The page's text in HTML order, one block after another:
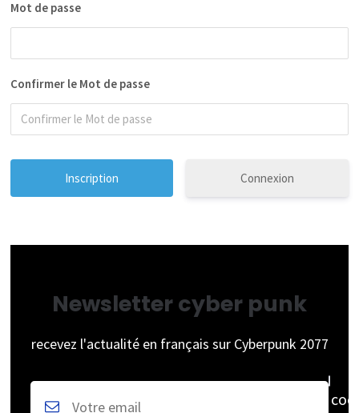
Mot de passe
Confirmer le Mot de passe
Connexion
Newsletter cyber punk
recevez l'actualité en français sur Cyberpunk 2077